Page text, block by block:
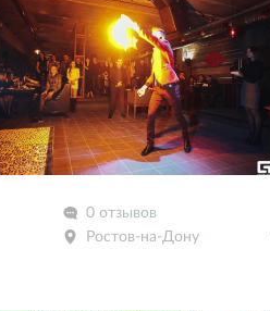
0 отзывов
Ростов-на-Дону